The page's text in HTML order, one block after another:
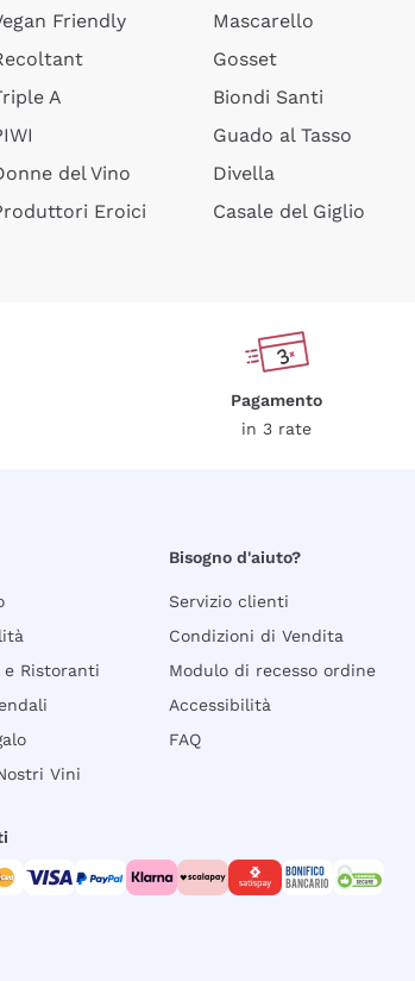
Friendly
A
del Vino
Eroici
Mascarello
Gosset
Biondi Santi
Guado al Tasso
Divella
Casale del Giglio
Pagamento
in 3 rate
e Ristoranti
Vini
Bisogno d'aiuto?
Servizio clienti
Condizioni di Vendita
Modulo di recesso ordine
Accessibilità
FAQ